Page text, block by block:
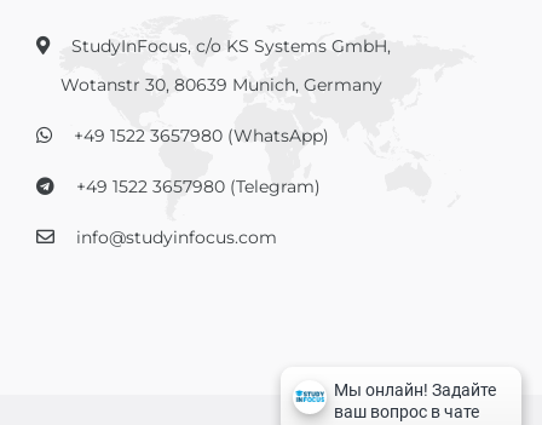
StudyInFocus, c/o KS Systems GmbH,
Wotanstr 30, 80639 Munich, Germany
+49 1522 3657980 (WhatsApp)
+49 1522 3657980 (Telegram)
info@studyinfocus.com